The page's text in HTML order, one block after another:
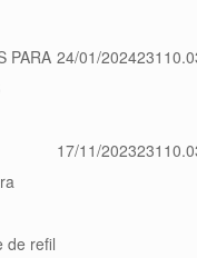
PARA 24/01/2024
de refil
17/11/2023